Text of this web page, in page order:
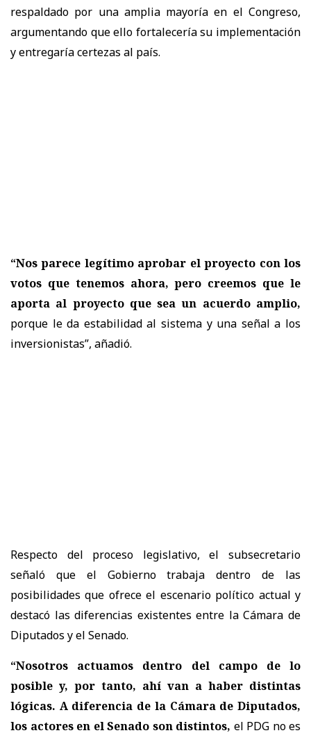
respaldado por una amplia mayoría en el Congreso,
argumentando que ello fortalecería su implementación
y entregaría certezas al país.
“Nos parece legítimo aprobar el proyecto con los
votos que tenemos ahora, pero creemos que le
aporta al proyecto que sea un acuerdo amplio,
porque le da estabilidad al sistema y una señal a los
inversionistas”, añadió.
Respecto del proceso legislativo, el subsecretario
señaló que el Gobierno trabaja dentro de las
posibilidades que ofrece el escenario político actual y
destacó las diferencias existentes entre la Cámara de
Diputados y el Senado.
“Nosotros actuamos dentro del campo de lo
posible y, por tanto, ahí van a haber distintas
lógicas. A diferencia de la Cámara de Diputados,
los actores en el Senado son distintos, el PDG no es